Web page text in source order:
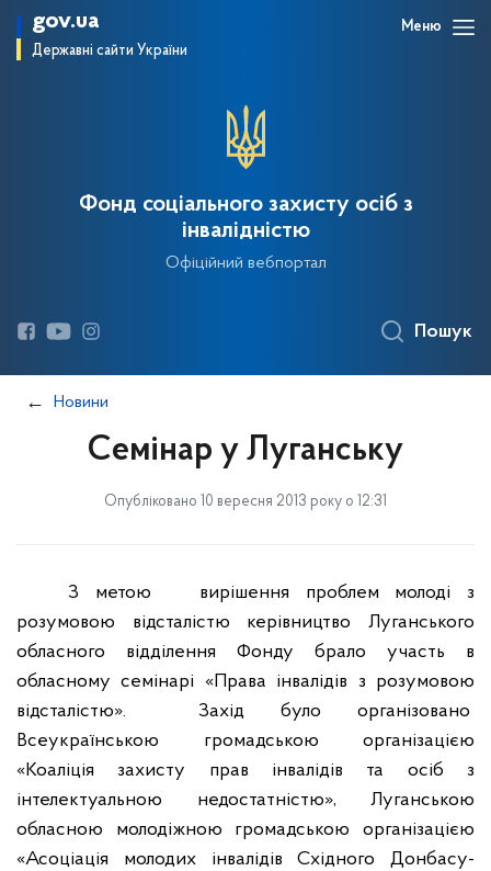
gov.ua
Державні сайти України
Меню
Фонд соціального захисту осіб з
інвалідністю
Офіційний вебпортал
Пошук
Новини
Семінар у Луганську
Опубліковано 10 вересня 2013 року о 12:31
З метою
вирішення проблем молоді з
розумовою відсталістю керівництво Луганського
обласного відділення Фонду брало участь в
обласному семінарі «Права інвалідів з розумовою
відсталістю».
Захід було організовано
Всеукраїнською громадською організацією
«Коаліція захисту прав інвалідів та осіб з
інтелектуальною недостатністю», Луганською
обласною молодіжною громадською організацією
«Асоціація молодих інвалідів Східного Донбасу-